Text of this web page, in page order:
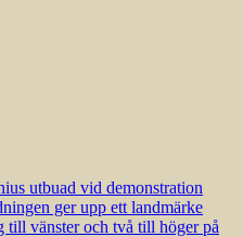
utbuad vid demonstration
ger upp ett landmärke
till vänster och två till höger på